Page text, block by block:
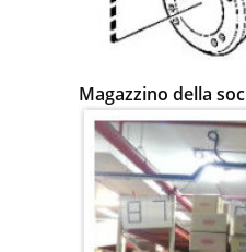
Magazzino della